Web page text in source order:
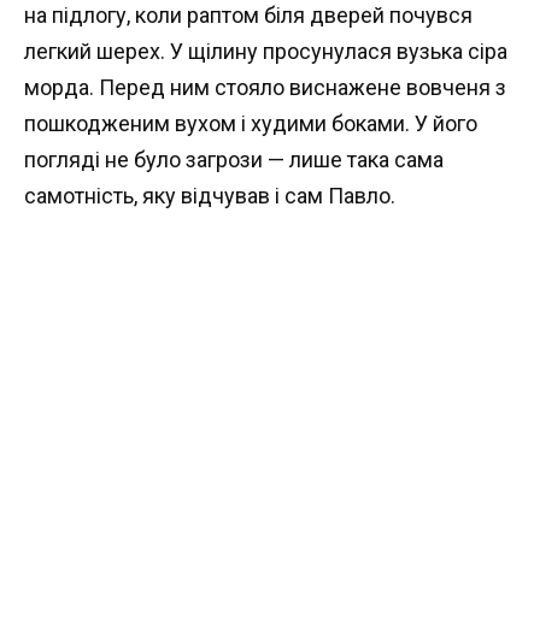
на підлогу, коли раптом біля дверей почувся
легкий шерех. У щілину просунулася вузька сіра
морда. Перед ним стояло виснажене вовченя з
пошкодженим вухом і худими боками. У його
погляді не було загрози — лише така сама
самотність, яку відчував і сам Павло.